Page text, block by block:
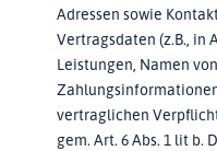
Adressen sowie
Vertragsdaten (z.B., in
Leistungen, Namen
vertraglichen
gem. Art. 6 Abs. 1 lit b.